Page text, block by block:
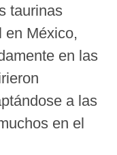
taurinas
en México,
en las
a las
en el